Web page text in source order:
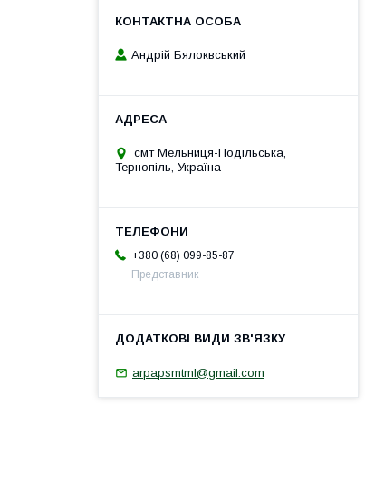
Андрій Бялоквський
смт Мельниця-Подільська,
Тернопіль, Україна
+380 (68) 099-85-87
Представник
arpapsmtml@gmail.com